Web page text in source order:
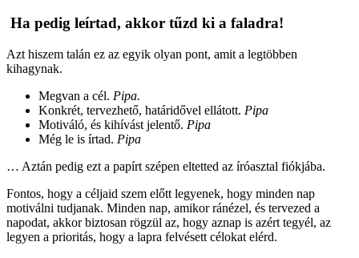
Ha pedig leírtad, akkor tűzd ki a faladra!
Azt hiszem talán ez az egyik olyan pont, amit a legtöbben
kihagynak.
Megvan a cél. Pipa.
Konkrét, tervezhető, határidővel ellátott. Pipa
Motiváló, és kihívást jelentő. Pipa
Még le is írtad. Pipa
… Aztán pedig ezt a papírt szépen eltetted az íróasztal fiókjába.
Fontos, hogy a céljaid szem előtt legyenek, hogy minden nap
motiválni tudjanak. Minden nap, amikor ránézel, és tervezed a
napodat, akkor biztosan rögzül az, hogy aznap is azért tegyél, az
legyen a prioritás, hogy a lapra felvésett célokat elérd.